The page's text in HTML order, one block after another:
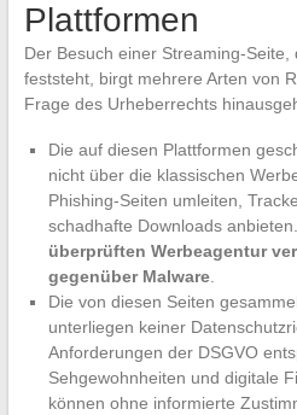
Plattformen
Der Besuch einer Streaming-
feststeht, birgt mehrere Arten von
Frage des Urheberrechts
Die auf diesen Plattformen
nicht über die klassischen
Phishing-Seiten umleiten,
schadhafte Downloads anbieten.
überprüften Werbeagentur
gegenüber Malware.
Die von diesen Seiten
unterliegen keiner
Anforderungen der DSGVO
Sehgewohnheiten und digitale
können ohne informierte